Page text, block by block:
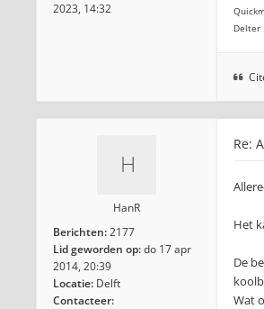
2023, 14:32
Delter
HanR
Berichten:2177
Lid geworden op:do 17 apr
2014, 20:39
Locatie: Delft
Contacteer:
Re:
Het
De
Wat